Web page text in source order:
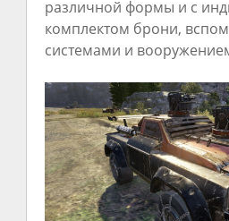
различной формы и с
комплектом брони,
системами и